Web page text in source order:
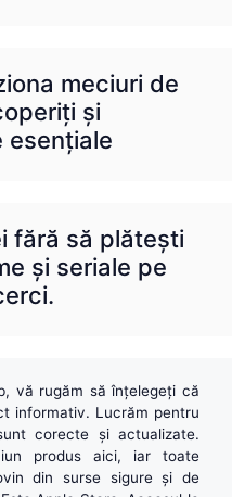
meciuri de
și
esențiale
fără să plătești
și seriale pe
vă rugăm să înțelegeți că
informativ. Lucrăm pentru
corecte și actualizate.
produs aici, iar toate
din surse sigure și de